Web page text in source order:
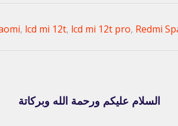
, lcd mi 12t, lcd mi 12t pro, Redmi
السلام عليكم ورحمة الله وبركاتة